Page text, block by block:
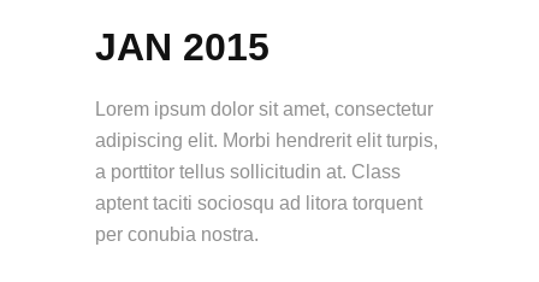
JAN 2015
Lorem ipsum dolor sit amet, consectetur
adipiscing elit. Morbi hendrerit elit turpis,
a porttitor tellus sollicitudin at. Class
aptent taciti sociosqu ad litora torquent
per conubia nostra.